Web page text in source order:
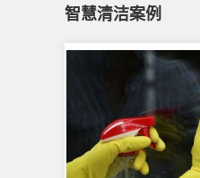
智慧清洁案例